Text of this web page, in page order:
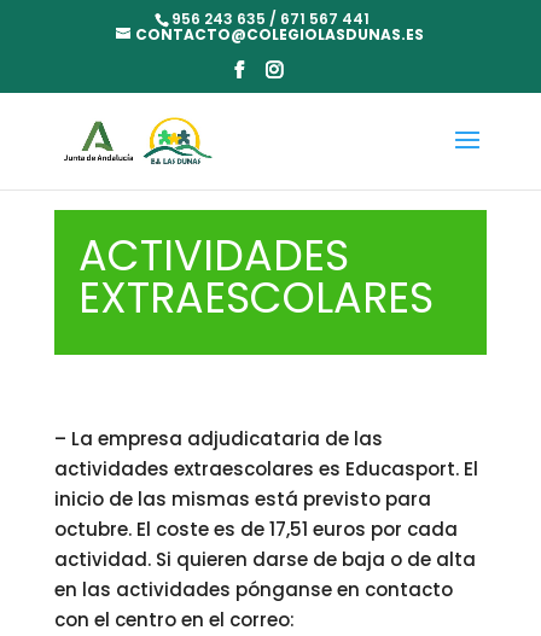
956 243 635 / 671 567 441
CONTACTO@COLEGIOLASDUNAS.ES
ACTIVIDADES
EXTRAESCOLARES
– La empresa adjudicataria de las
actividades extraescolares es Educasport. El
inicio de las mismas está previsto para
octubre. El coste es de 17,51 euros por cada
actividad. Si quieren darse de baja o de alta
en las actividades pónganse en contacto
con el centro en el correo: